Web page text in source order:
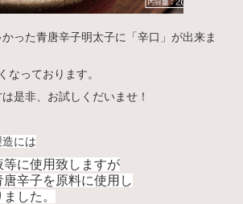
った青唐辛子明太子に「辛口」が出来ま
なっております。
是非、お試しくだいませ！
には
に使用致しますが
辛子を原料に使用し
した。